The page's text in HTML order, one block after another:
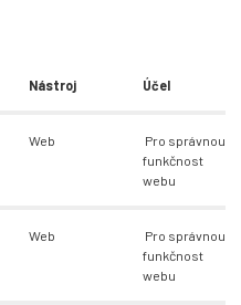
Nástroj Účel
Web
Pro správnou
funkčnost
webu
Web
Pro správnou
funkčnost
webu